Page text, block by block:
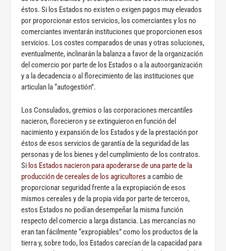
éstos. Si los Estados no existen o exigen pagos muy elevados
por proporcionar estos servicios, los comerciantes y los no
comerciantes inventarán instituciones que proporcionen esos
servicios. Los costes comparados de unas y otras soluciones,
eventualmente, inclinarán la balanza a favor de la organización
del comercio por parte de los Estados o a la autoorganización
y a la decadencia o al florecimiento de las instituciones que
articulan la “autogestión”.
Los Consulados, gremios o las corporaciones mercantiles
nacieron, florecieron y se extinguieron en función del
nacimiento y expansión de los Estados y de la prestación por
éstos de esos servicios de garantía de la seguridad de las
personas y de los bienes y del cumplimiento de los contratos.
Si los Estados nacieron para apoderarse de una parte de la
producción de cereales de los agricultores a cambio de
proporcionar seguridad frente a la expropiación de esos
mismos cereales y de la propia vida por parte de terceros,
estos Estados no podían desempeñar la misma función
respecto del comercio a larga distancia. Las mercancías no
eran tan fácilmente “expropiables” como los productos de la
tierra y, sobre todo, los Estados carecían de la capacidad para